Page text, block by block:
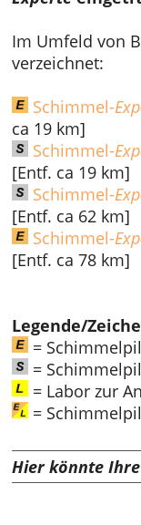
Im Umfeld von
verzeichnet:
Schimmel-
ca 19 km]
Schimmel-
[Entf. ca 19 km]
Schimmel-
[Entf. ca 62 km]
Schimmel-
[Entf. ca 78 km]
Legende/
=
=
= Labor zur
=
Hier könnte